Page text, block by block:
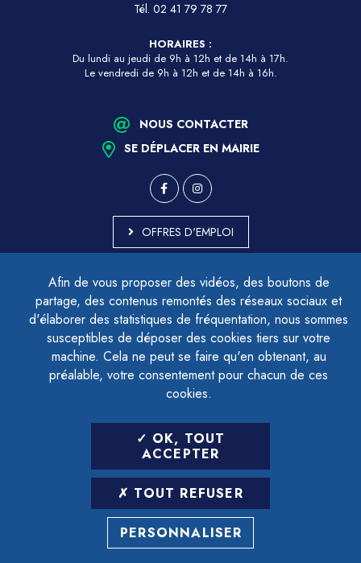
Afin de vous proposer des vidéos, des boutons de
partage, des contenus remontés des réseaux sociaux et
d'élaborer des statistiques de fréquentation, nous sommes
susceptibles de déposer des cookies tiers sur votre
machine. Cela ne peut se faire qu'en obtenant, au
préalable, votre consentement pour chacun de ces
cookies.
OK, TOUT
ACCEPTER
TOUT REFUSER
PERSONNALISER
Tél. 02 41 79 78 77
HORAIRES :
Du lundi au jeudi de 9h à 12h et de 14h à 17h.
Le vendredi de 9h à 12h et de 14h à 16h.
NOUS CONTACTER
SE DÉPLACER EN MAIRIE
OFFRES D'EMPLOI
ACCESSIBILITÉ - PARTIELLEMENT CONFORME
PLAN DU SITE
MENTIONS LÉGALES
CONTACTER LE DÉLÉGUÉ À LA PROTECTION DES DONNÉES
GESTION DES COOKIES
LETTRE D'INFORMATION
SAISIR VOTRE ADRESSE E-MAIL
POUR VOUS INSCRIRE :
ARCHIVES DÉSINSCRIPTION